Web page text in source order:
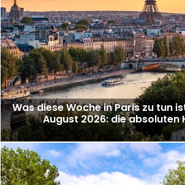
Was diese Woche in Paris zu tun
August 2026: die absoluten